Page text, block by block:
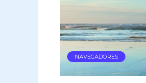
NAVEGADORES